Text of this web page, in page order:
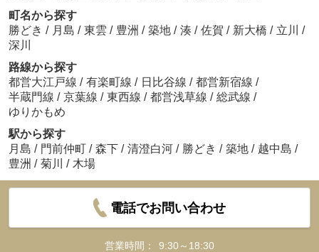
町名から探す
勝どき / 月島 / 東雲 / 豊洲 / 築地 / 湊 / 佐賀 / 新大橋 / 立川 /
深川
路線から探す
都営大江戸線 / 有楽町線 / 日比谷線 / 都営新宿線 /
半蔵門線 / 京葉線 / 東西線 / 都営浅草線 / 総武線 /
ゆりかもめ
駅から探す
月島 / 門前仲町 / 森下 / 清澄白河 / 勝どき / 築地 / 越中島 /
豊洲 / 菊川 / 木場
電話でお問い合わせ
営業時間：
9:30～18:30